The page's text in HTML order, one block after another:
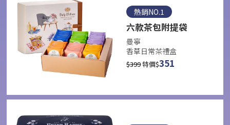
熱銷NO.1
六款茶包附提袋
曼寧
香草日常茶禮盒
$399特價$351